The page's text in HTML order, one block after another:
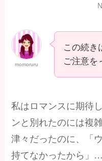
momoruru
この続き
ご注意を
私はロマンスに期待
ンと別れたのには複
津々だったのに、「
持てなかったから」